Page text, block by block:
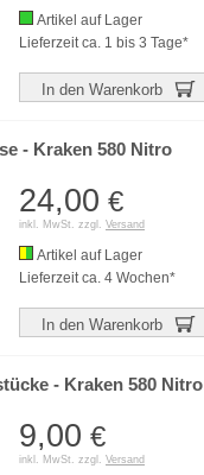
Artikel auf Lager
Lieferzeit ca. 1 bis 3 Tage*
In den Warenkorb
- Kraken 580 Nitro
24,00 €
inkl. MwSt. zzgl. Versand
Artikel auf Lager
Lieferzeit ca. 4 Wochen*
In den Warenkorb
- Kraken 580 Nitro
9,00 €
inkl. MwSt. zzgl. Versand